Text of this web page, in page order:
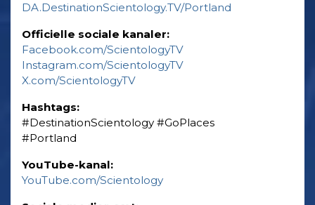
DA.DestinationScientology.TV/Portland
Officielle sociale kanaler:
Facebook.com/ScientologyTV
Instagram.com/ScientologyTV
X.com/ScientologyTV
Hashtags:
‎#DestinationScientology ‎#GoPlaces
‎#Portland
YouTube-kanal:
YouTube.com/Scientology